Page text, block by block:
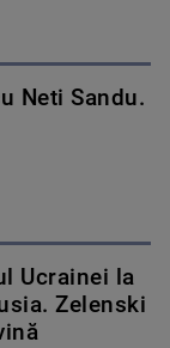
Neti Sandu.
Ucrainei la
Zelenski